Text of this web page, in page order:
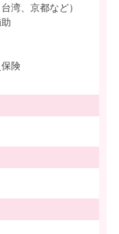
湾、京都など）
険